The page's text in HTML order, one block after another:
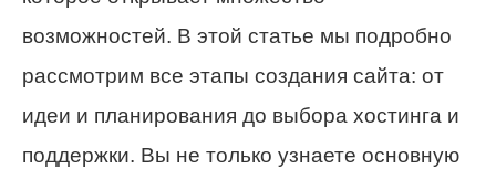
возможностей. В этой статье мы подробно
рассмотрим все этапы создания сайта: от
идеи и планирования до выбора хостинга и
поддержки. Вы не только узнаете основную